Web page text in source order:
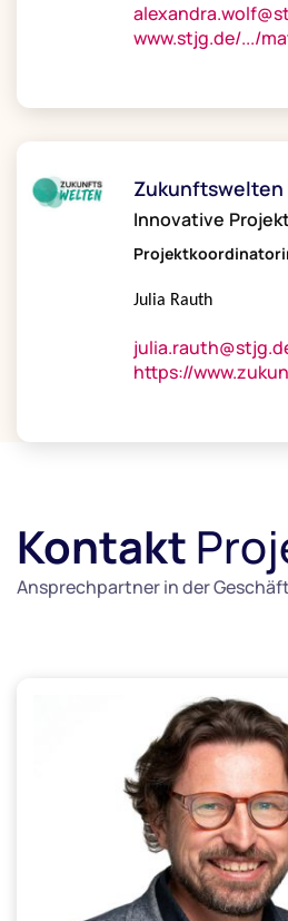
www.stjg.de/.../
Zukunftswelten
Innovative
Julia Rauth
https://
Kontakt
Ansprechpartner in der